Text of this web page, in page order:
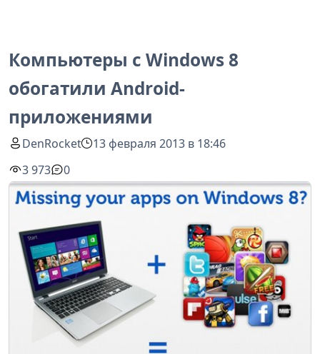
Компьютеры с Windows 8
обогатили Android-
приложениями
DenRocket
13 февраля 2013 в 18:46
3 973
0